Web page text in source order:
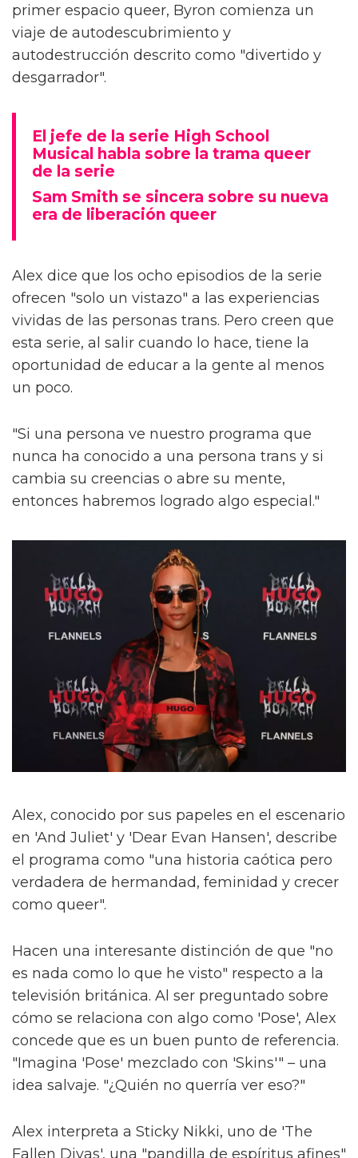
primer espacio queer, Byron comienza un
viaje de autodescubrimiento y
autodestrucción descrito como "divertido y
desgarrador".
El jefe de la serie High School
Musical habla sobre la trama queer
de la serie
Sam Smith se sincera sobre su nueva
era de liberación queer
Alex dice que los ocho episodios de la serie
ofrecen "solo un vistazo" a las experiencias
vividas de las personas trans. Pero creen que
esta serie, al salir cuando lo hace, tiene la
oportunidad de educar a la gente al menos
un poco.
"Si una persona ve nuestro programa que
nunca ha conocido a una persona trans y si
cambia su creencias o abre su mente,
entonces habremos logrado algo especial."
Alex, conocido por sus papeles en el escenario
en 'And Juliet' y 'Dear Evan Hansen', describe
el programa como "una historia caótica pero
verdadera de hermandad, feminidad y crecer
como queer".
Hacen una interesante distinción de que "no
es nada como lo que he visto" respecto a la
televisión británica. Al ser preguntado sobre
cómo se relaciona con algo como 'Pose', Alex
concede que es un buen punto de referencia.
"Imagina 'Pose' mezclado con 'Skins'" – una
idea salvaje. "¿Quién no querría ver eso?"
Alex interpreta a Sticky Nikki, uno de 'The
Fallen Divas', una "pandilla de espíritus afines"